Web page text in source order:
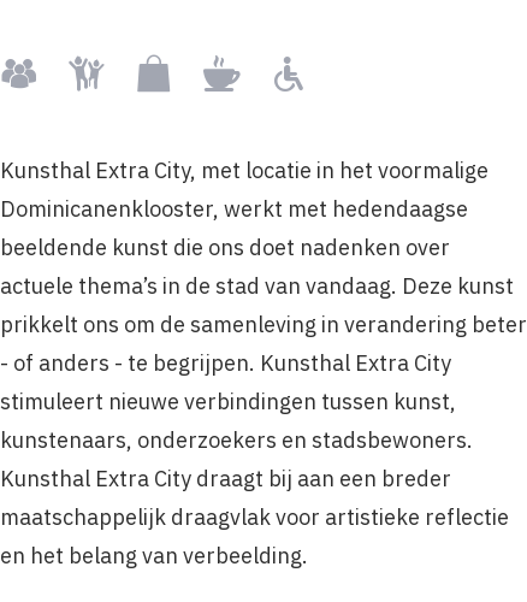
GroepenKindvriendelijkMuseumshopRestaurantRolstoelgebruiker
Kunsthal Extra City, met locatie in het voormalige
Dominicanenklooster, werkt met hedendaagse
beeldende kunst die ons doet nadenken over
actuele thema’s in de stad van vandaag. Deze kunst
prikkelt ons om de samenleving in verandering beter
- of anders - te begrijpen. Kunsthal Extra City
stimuleert nieuwe verbindingen tussen kunst,
kunstenaars, onderzoekers en stadsbewoners.
Kunsthal Extra City draagt bij aan een breder
maatschappelijk draagvlak voor artistieke reflectie
en het belang van verbeelding.